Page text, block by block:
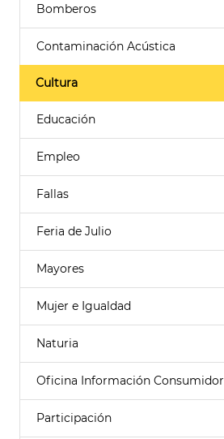
Bomberos
Contaminación Acústica
Cultura
Educación
Empleo
Fallas
Feria de Julio
Mayores
Mujer e Igualdad
Naturia
Oficina Información Consumidor
Participación